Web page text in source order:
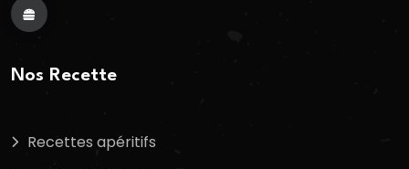
Nos Recette
Recettes apéritifs